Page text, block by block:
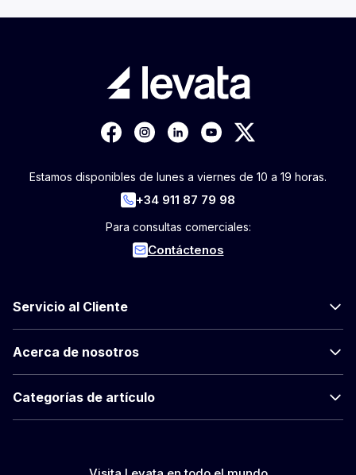
Estamos disponibles de lunes a viernes de 10 a 19 horas.
+34 911 87 79 98
Para consultas comerciales:
Contáctenos
Servicio al Cliente
Acerca de nosotros
Categorías de artículo